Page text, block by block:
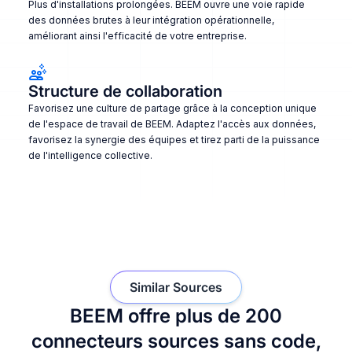
Plus d'installations prolongées. BEEM ouvre une voie rapide
des données brutes à leur intégration opérationnelle,
améliorant ainsi l'efficacité de votre entreprise.
Structure de collaboration
Favorisez une culture de partage grâce à la conception unique
de l'espace de travail de BEEM. Adaptez l'accès aux données,
favorisez la synergie des équipes et tirez parti de la puissance
de l'intelligence collective.
BEEM offre plus de 200
connecteurs sources sans code,
Similar Sources